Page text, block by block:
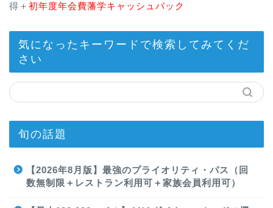
得＋ 初年度年会費藩学キャッシュバック
気になったキーワードで検索してみてくだ
さい
旬の話題
【2026年8月版】最強のプライオリティ・パス（回
数無制限＋レストラン利用可＋家族会員利用可）